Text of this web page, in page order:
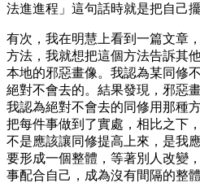
法進進程」這句話時就是把自己
有次，我在明慧上看到一篇文章
方法，我就想把這個方法告訴其
本地的邪惡畫像。我認為某同修
絕對不會去的。結果發現，邪惡
我認為絕對不會去的同修用那種
把每件事做到了實處，相比之下
不是應該讓同修提高上來，是我
要形成一個整體，等著別人改變
事配合自己，成為沒有間隔的整